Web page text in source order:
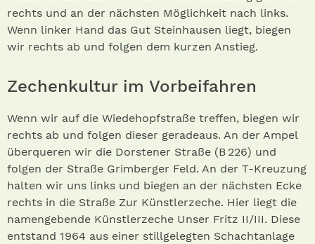
rechts und an der nächsten Möglichkeit nach links.
Wenn linker Hand das Gut Steinhausen liegt, biegen
wir rechts ab und folgen dem kurzen Anstieg.
Zechenkultur im Vorbeifahren
Wenn wir auf die Wiedehopfstraße treffen, biegen wir
rechts ab und folgen dieser geradeaus. An der Ampel
überqueren wir die Dorstener Straße (B 226) und
folgen der Straße Grimberger Feld. An der T-Kreuzung
halten wir uns links und biegen an der nächsten Ecke
rechts in die Straße Zur Künstlerzeche. Hier liegt die
namengebende Künstlerzeche Unser Fritz II/III. Diese
entstand 1964 aus einer stillgelegten Schachtanlage